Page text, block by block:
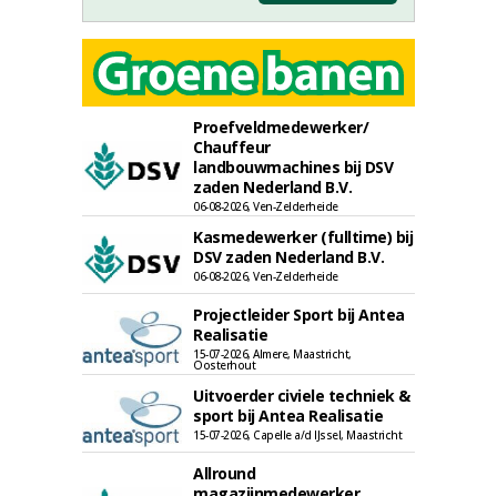
Proefveldmedewerker/
Chauffeur
landbouwmachines bij DSV
zaden Nederland B.V.
06-08-2026, Ven-Zelderheide
Kasmedewerker (fulltime) bij
DSV zaden Nederland B.V.
06-08-2026, Ven-Zelderheide
Projectleider Sport bij Antea
Realisatie
15-07-2026, Almere, Maastricht,
Oosterhout
Uitvoerder civiele techniek &
sport bij Antea Realisatie
15-07-2026, Capelle a/d IJssel, Maastricht
Allround